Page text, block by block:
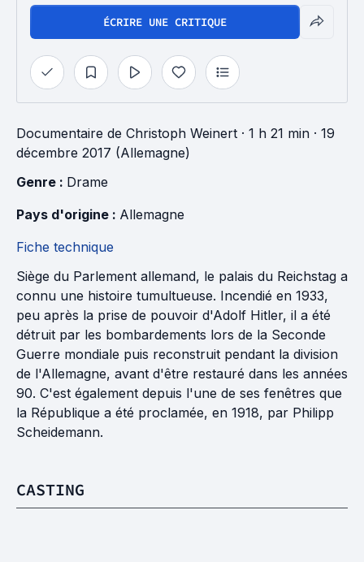
ÉCRIRE UNE CRITIQUE
Documentaire de Christoph Weinert · 1 h 21 min · 19
décembre 2017 (Allemagne)
Genre : Drame
Pays d'origine : Allemagne
Fiche technique
Siège du Parlement allemand, le palais du Reichstag a
connu une histoire tumultueuse. Incendié en 1933,
peu après la prise de pouvoir d'Adolf Hitler, il a été
détruit par les bombardements lors de la Seconde
Guerre mondiale puis reconstruit pendant la division
de l'Allemagne, avant d'être restauré dans les années
90. C'est également depuis l'une de ses fenêtres que
la République a été proclamée, en 1918, par Philipp
Scheidemann.
CASTING